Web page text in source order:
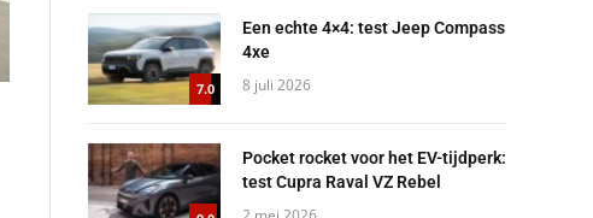
7.0
Een echte 4×4: test Jeep Compass
4xe
8 juli 2026
Pocket rocket voor het EV-tijdperk:
test Cupra Raval VZ Rebel